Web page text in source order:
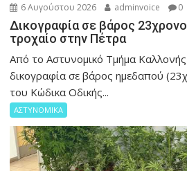
6 Αυγούστου 2026 adminvoice 0
Δικογραφία σε βάρος
τροχαίο στην Πέτρα
Από το Αστυνομικό Τμήμα Καλλονής
δικογραφία σε βάρος ημεδαπού
του Κώδικα Οδικής...
ΑΣΤΥΝΟΜΙΚΑ